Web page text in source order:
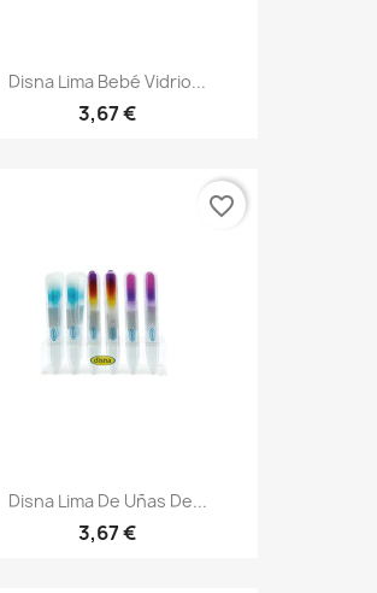
Disna Lima Bebé Vidrio...
3,67 €
Disna Lima De Uñas De...
3,67 €
favorite_border